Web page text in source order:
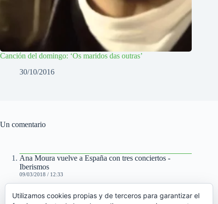
Canción del domingo: ‘Os maridos das outras’
30/10/2016
Un comentario
Ana Moura vuelve a España con tres conciertos -
Iberismos
09/03/2018 / 12:33
[…] Jorge Cruz entre muchos otros sin por ello dejar de
incluir fados tradicionales como es el caso de ‘Ninharia’
Utilizamos cookies propias y de terceros para garantizar el